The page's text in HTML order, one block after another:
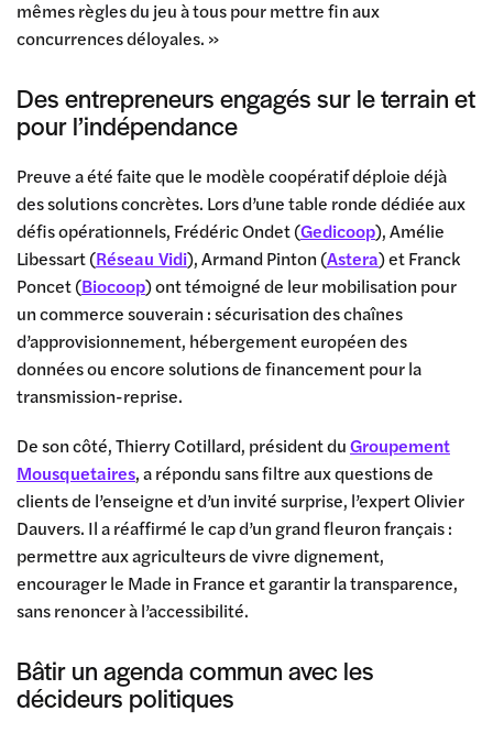
mêmes règles du jeu à tous pour mettre fin aux
concurrences déloyales. »
Des entrepreneurs engagés sur le terrain et
pour l’indépendance
Preuve a été faite que le modèle coopératif déploie déjà
des solutions concrètes. Lors d’une table ronde dédiée aux
défis opérationnels, Frédéric Ondet (Gedicoop), Amélie
Libessart (Réseau Vidi), Armand Pinton (Astera) et Franck
Poncet (Biocoop) ont témoigné de leur mobilisation pour
un commerce souverain : sécurisation des chaînes
d’approvisionnement, hébergement européen des
données ou encore solutions de financement pour la
transmission-reprise.
De son côté, Thierry Cotillard, président duGroupement
Mousquetaires, a répondu sans filtre aux questions de
clients de l’enseigne et d’un invité surprise, l’expert Olivier
Dauvers. Il a réaffirmé le cap d’un grand fleuron français :
permettre aux agriculteurs de vivre dignement,
encourager le Made in France et garantir la transparence,
sans renoncer à l’accessibilité.
Bâtir un agenda commun avec les
décideurs politiques